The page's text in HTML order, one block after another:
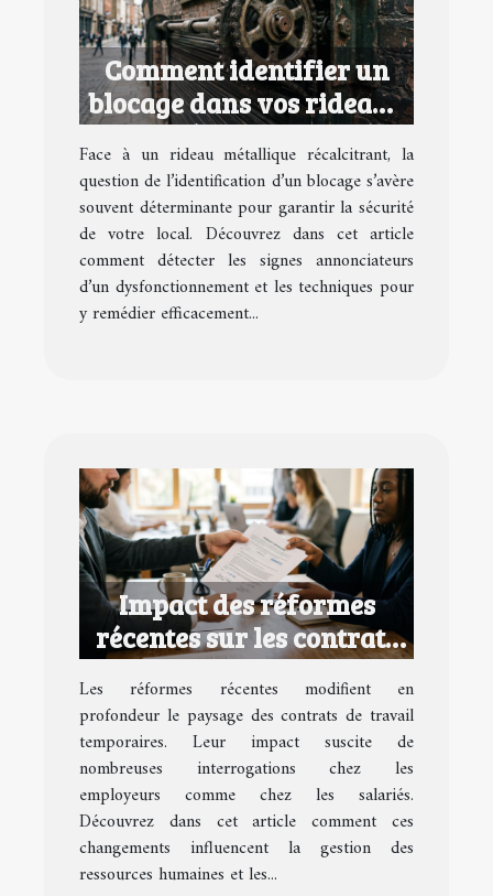
Comment identifier un
blocage dans vos rideaux
métalliques ?
Face à un rideau métallique récalcitrant, la
question de l’identification d’un blocage s’avère
souvent déterminante pour garantir la sécurité
de votre local. Découvrez dans cet article
comment détecter les signes annonciateurs
d’un dysfonctionnement et les techniques pour
y remédier efficacement...
Impact des réformes
récentes sur les contrats
de travail temporaires
Les réformes récentes modifient en
profondeur le paysage des contrats de travail
temporaires. Leur impact suscite de
nombreuses interrogations chez les
employeurs comme chez les salariés.
Découvrez dans cet article comment ces
changements influencent la gestion des
ressources humaines et les...